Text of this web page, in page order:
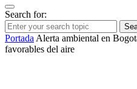
Search for:
Portada Alerta ambiental en
favorables del aire